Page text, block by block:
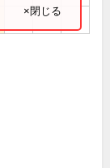
×閉じる